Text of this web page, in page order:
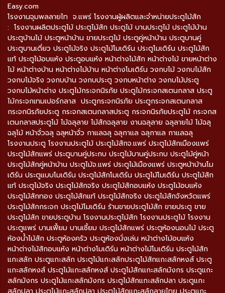
Easy.com
โรงงานจุมพลลายไท จ.แพร่ โรงงานผู้ผลิตและจำหน่ายประตูไม้สัก
: โรงงานผลิตประตูไม้ ประตูไม้สัก ประตูไม้ บานประตูไม้ ประตูไม้บ้าน
ประตูบ้านไม้ ประตูหน้าบ้าน ขายประตูไม้ ประตูคู่หน้าบ้าน ประตูบานคู่
ประตูบานเดี่ยว ประตูไม้จริง ประตูไม้โมเดิร์น ประตูโมเดิร์น ประตูไม้สัก
แท้ ประตูไม้อบแห้ง ประตูอบแห้ง หน้าต่างไม้สัก หน้าต่างไม้ ขายหน้าต่าง
ไม้ หน้าต่างบ้าน หน้าต่างไม้บ้าน หน้าต่างโมเดิร์น วงกบไม้ วงกบไม้สัก
วงกบไม้จริง วงกบบ้าน วงกบประตู วงกบหน้าต่าง วงกบไม้ประตู
วงกบไม้หน้าต่าง ประตูไม้กระจกนิรภัย ประตูไม้กระจกสเตนกลาส ประตู
ไม้กระจกเทมเปอร์กลาส ประตูกระจกนิรภัย ประตูกระจกสเตนกลาส
กระจกนิรภัยประตู กระจกสเตนกลาสประตู กระจกนิรภัยประตูไม้ กระจกส
เตนกลาสประตูไม้ ไม้ฉลุลาย ไม้สักฉลุลาย งานฉลุลาย ฉลุลายไม้ ไม้ฉลุ
ฉลุไม้ หน้าจั่วฉลุ ฉลุหน้าจั่ว กาแลฉลุ ฉลุกาแล ฉลุกาแล กาแลฉลุ
โรงงานประตู โรงงานประตูไม้ ประตูไม้สักจ.แพร่ ประตูไม้สักเมืองแพร่
ประตูไม้สักแพร่ ประตูบานคู่ประกบ ประตูไม้บานคู่ประกบ ประตูไม้คู่หน้า
ประตูไม้สักคู่หน้าบ้าน ประตูไม้จ.แพร่ ประตูไม้เมืองแพร่ ประตูหน้าบ้านโม
เดิร์น ประตูแบบโมเดิร์น ประตูไม้สักโมเดิร์น ประตูไม้โมเดิร์น ประตูไม้สัก
แท้ ประตูไม้จริง ประตูไม้สักจริง ประตูไม้สักอบแห้ง ประตูไม้อบแห้ง
ประตูไม้สักทอง ประตูไม้สักแท้ ประตูไม้สักจริง ประตูไม้สักจังหวัดแพร่
ประตูไม้สักกระจก ประตูไม้โมเดิร์น ร้านขายประตูไม้สัก ขายประตู ขาย
ประตูไม้สัก ขายประตูบ้าน โรงงานประตูไม้สัก โรงงานประตูไม้ โรงงาน
ประตูแพร่ บานเฟี้ยม บานเซี้ยม ประตูไม้สักแพร่ ประตูห้องนอนไม้ ประตู
ห้องน้ำไม้สัก ประตูห้องครัว ประตูห้องนั่งเล่น หน้าต่างไม้อบแห้ง
หน้าต่างไม้สักอบแห้ง หน้าต่างโมเดิร์น หน้าต่างไม้โมเดิร์น ประตูไม้สัก
แกะสลัก ประตูแกะสลัก ประตูไม้แกะสลักประตูไม้สักแกะสลักหงส์ ประตู
แกะสลักหงส์ ประตูไม้แกะสลักหงส์ ประตูไม้สักแกะสลักมังกร ประตูแกะ
สลักมังกร ประตูไม้แกะสลักมังกร ประตูไม้สักแกะสลักปลา ประตูแกะ